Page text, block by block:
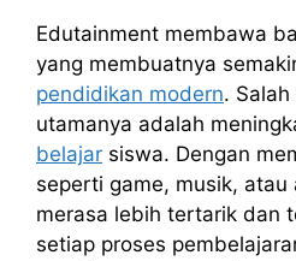
Edutainment membawa
yang membuatnya
pendidikan modern.
utamanya adalah
belajar siswa. Dengan
seperti game, musik, atau
merasa lebih tertarik dan
setiap proses